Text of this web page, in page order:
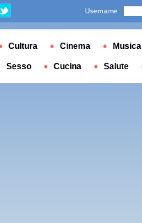
Username
Cultura Cinema Musica
Sesso Cucina Salute